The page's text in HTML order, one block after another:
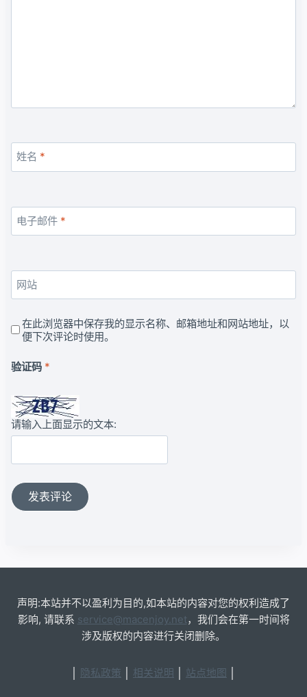
姓名 *
电子邮件 *
网站
在此浏览器中保存我的显示名称、邮箱地址和网站地址，以
便下次评论时使用。
验证码 *
请输入上面显示的文本:
声明:本站并不以盈利为目的,如本站的内容对您的权利造成了
影响, 请联系 service@macenjoy.net，我们会在第一时间将
涉及版权的内容进行关闭删除。
隐私政策 相关说明 站点地图